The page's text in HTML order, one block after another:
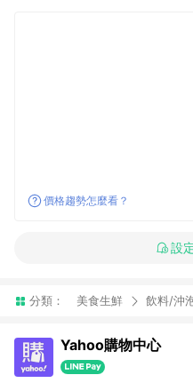
價格趨勢怎麼看？
設
分類： 美食生鮮 飲料/沖
Yahoo購物中心